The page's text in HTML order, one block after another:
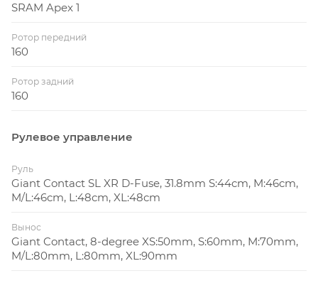
SRAM Apex 1
Ротор передний
160
Ротор задний
160
Рулевое управление
Руль
Giant Contact SL XR D-Fuse, 31.8mm S:44cm, M:46cm,
M/L:46cm, L:48cm, XL:48cm
Вынос
Giant Contact, 8-degree XS:50mm, S:60mm, M:70mm,
M/L:80mm, L:80mm, XL:90mm